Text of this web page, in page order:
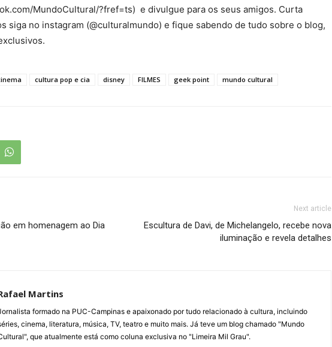
MundoCultural/?fref=ts) e divulgue para os seus amigos. Curta
siga no instagram (@culturalmundo) e fique sabendo de tudo sobre o blog,
cultura pop e cia disney FILMES geek point mundo cultural
em homenagem ao Dia
Next article
Escultura de Davi, de Michelangelo, recebe nova
iluminação e revela detalhes
Martins
formado na PUC-Campinas e apaixonado por tudo relacionado à cultura, incluindo
cinema, literatura, música, TV, teatro e muito mais. Já teve um blog chamado "Mundo
que atualmente está como coluna exclusiva no "Limeira Mil Grau".